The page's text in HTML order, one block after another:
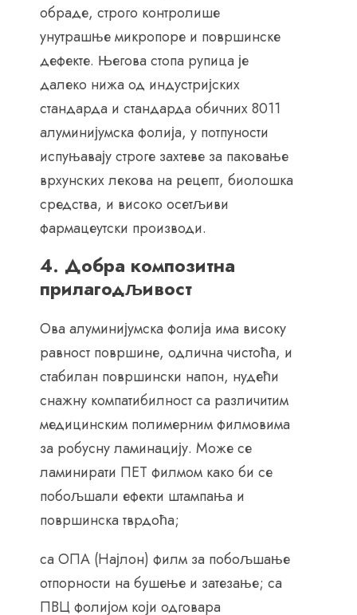
обраде, строго контролише
унутрашње микропоре и површинске
дефекте. Његова стопа рупица је
далеко нижа од индустријских
стандарда и стандарда обичних 8011
алуминијумска фолија, у потпуности
испуњавају строге захтеве за паковање
врхунских лекова на рецепт, биолошка
средства, и високо осетљиви
фармацеутски производи.
4. Добра композитна
прилагодљивост
Ова алуминијумска фолија има високу
равност површине, одлична чистоћа, и
стабилан површински напон, нудећи
снажну компатибилност са различитим
медицинским полимерним филмовима
за робусну ламинацију. Може се
ламинирати ПЕТ филмом како би се
побољшали ефекти штампања и
површинска тврдоћа;
са ОПА (Најлон) филм за побољшање
отпорности на бушење и затезање; са
ПВЦ фолијом који одговара